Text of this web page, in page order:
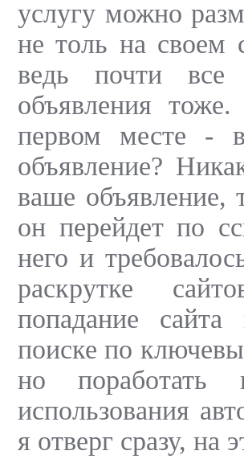
услугу можно
не толь на своем
ведь почти все
объявления
первом месте -
объявление?
ваше объявление,
он перейдет по
него и
раскрутке
попадание
поиске по
но
использования
я отверг сразу, на